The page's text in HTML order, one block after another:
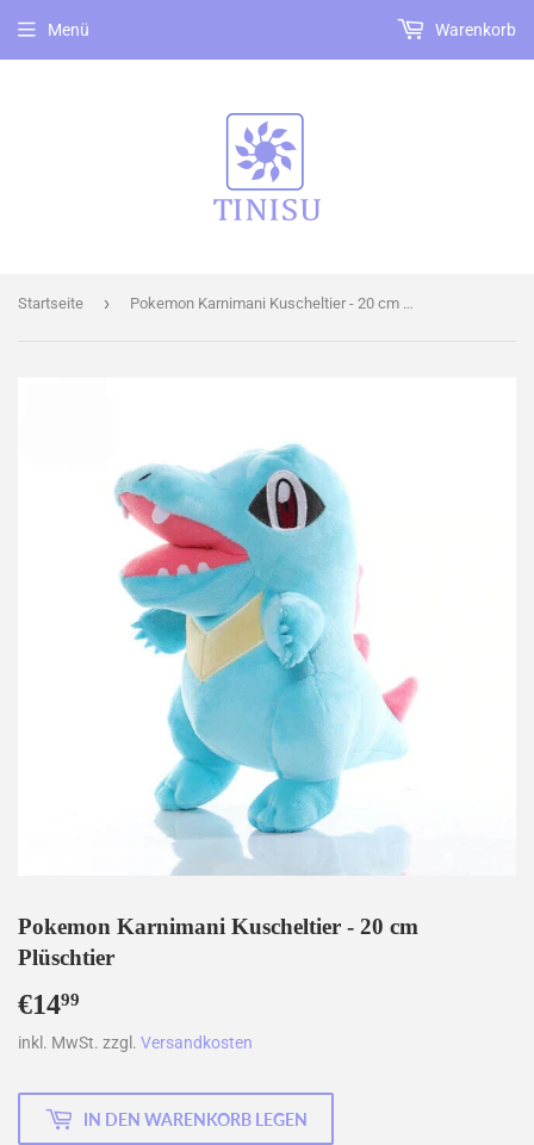
Menü Warenkorb
Startseite › Pokemon Karnimani Kuscheltier - 20 cm Plüschtier
Pokemon Karnimani Kuscheltier - 20 cm
Plüschtier
€1499
inkl. MwSt. zzgl. Versandkosten
IN DEN WARENKORB LEGEN